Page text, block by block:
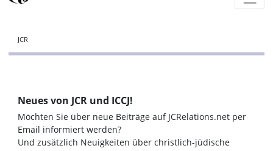
JCR
Neues von JCR und ICCJ!
Möchten Sie über neue Beiträge auf JCRelations.net per
Email informiert werden?
Und zusätzlich Neuigkeiten über christlich-jüdische